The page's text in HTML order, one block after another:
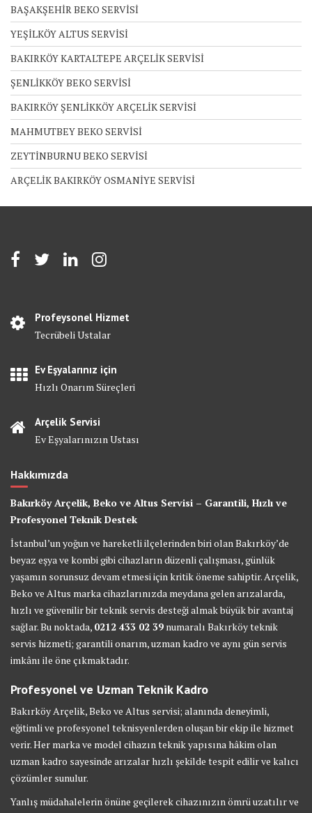
BAŞAKŞEHİR BEKO SERVİSİ
YEŞİLKÖY ALTUS SERVİSİ
BAKIRKÖY KARTALTEPE ARÇELİK SERVİSİ
ŞENLİKKÖY BEKO SERVİSİ
BAKIRKÖY ŞENLİKKÖY ARÇELİK SERVİSİ
MAHMUTBEY BEKO SERVİSİ
ZEYTİNBURNU BEKO SERVİSİ
ARÇELİK BAKIRKÖY OSMANİYE SERVİSİ
Profeysonel Hizmet
Tecrübeli Ustalar
Ev Eşyalarınız için
Hızlı Onarım Süreçleri
Arçelik Servisi
Ev Eşyalarınızın Ustası
Hakkımızda
Bakırköy Arçelik, Beko ve Altus Servisi – Garantili, Hızlı ve
Profesyonel Teknik Destek
İstanbul’un yoğun ve hareketli ilçelerinden biri olan Bakırköy’de
beyaz eşya ve kombi gibi cihazların düzenli çalışması, günlük
yaşamın sorunsuz devam etmesi için kritik öneme sahiptir. Arçelik,
Beko ve Altus marka cihazlarınızda meydana gelen arızalarda,
hızlı ve güvenilir bir teknik servis desteği almak büyük bir avantaj
sağlar. Bu noktada, 0212 433 02 39 numaralı Bakırköy teknik
servis hizmeti; garantili onarım, uzman kadro ve aynı gün servis
imkânı ile öne çıkmaktadır.
Profesyonel ve Uzman Teknik Kadro
Bakırköy Arçelik, Beko ve Altus servisi; alanında deneyimli,
eğitimli ve profesyonel teknisyenlerden oluşan bir ekip ile hizmet
verir. Her marka ve model cihazın teknik yapısına hâkim olan
uzman kadro sayesinde arızalar hızlı şekilde tespit edilir ve kalıcı
çözümler sunulur.
Yanlış müdahalelerin önüne geçilerek cihazınızın ömrü uzatılır ve